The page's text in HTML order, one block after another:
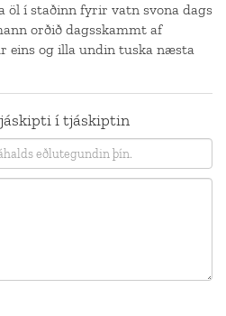
í staðinn fyrir vatn svona dags
orðið dagsskammt af
eins og illa undin tuska næsta
í tjáskiptin